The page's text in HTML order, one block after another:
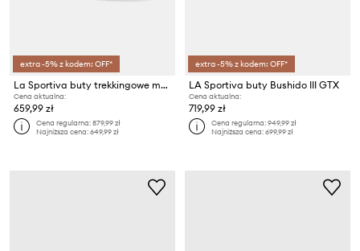
extra -5% z kodem: OFF*
La Sportiva buty trekkingowe męskie Prodigio Max
Cena aktualna:
659,99 zł
Cena regularna:879,99 zł
Najniższa cena:649,99 zł
extra -5% z kodem: OFF*
LA Sportiva buty Bushido III GTX
Cena aktualna:
719,99 zł
Cena regularna:949,99 zł
Najniższa cena:699,99 zł